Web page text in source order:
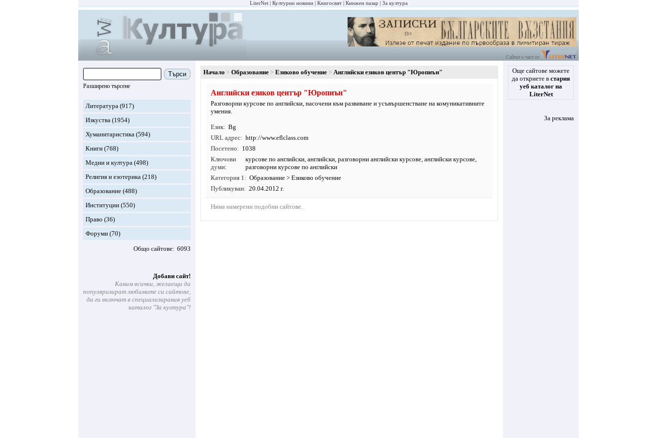
LiterNet Културни новини Книгосвят Книжен пазар За култура
Сайтът е част от
Търси
Разширено търсене
Литература (917)
Изкуства (1954)
Хуманитаристика (594)
Книги (768)
Медии и култура (498)
Религия и езотерика (218)
Образование (488)
Институции (550)
Право (36)
Форуми (70)
Общо сайтове 6093
Добави сайт!
Каним всички, желаещи да
популяризират любимите си сайтове,
да ги включат в специализирания уеб
каталог "За култура"!
Начало Образование Езиково обучение Английски езиков център "Юропиън"
Английски езиков център "Юропиън"
Разговорни курсове по английски, насочени към развиване и усъвършенстване на комуникативните
умения.
Език
Bg
URL адрес
http://www.eflclass.com
Посетено
1038
Ключови
думи
курсове по английски, английски, разговорни английски курсове, английски курсове,
разговорни курсове по английски
Категория 1
Образование > Езиково обучение
Публикуван
20.04.2012 г.
Няма намерени подобни сайтове.
Още сайтове можете
да откриете в стария
уеб каталог на
LiterNet
За реклама